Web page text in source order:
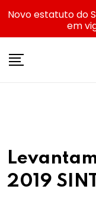
2019
Novo estatuto do
em